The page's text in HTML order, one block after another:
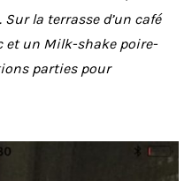
la terrasse d’un café
et un Milk-shakepoire-
parties pour